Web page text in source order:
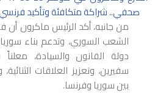
من جانبه، أكد الرئيس ماكرون أن
الشعب السوري، وتدعم بناء
دولة القانون والسيادة، معلناً
سفيرين، وتعزيز العلاقات
بين سوريا وفرنسا.